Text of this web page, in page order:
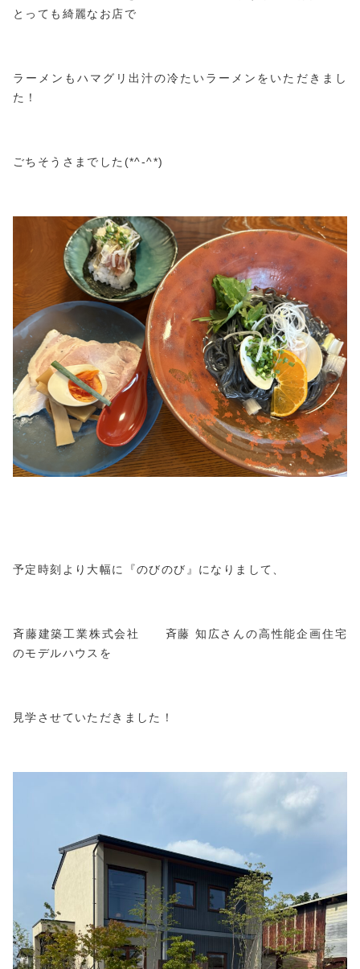
とっても綺麗なお店で
ラーメンもハマグリ出汁の冷たいラーメンをいただきまし
た！
ごちそうさまでした(*^-^*)
予定時刻より大幅に『のびのび』になりまして、
斉藤建築工業株式会社 斉藤 知広さんの高性能企画住宅
のモデルハウスを
見学させていただきました！